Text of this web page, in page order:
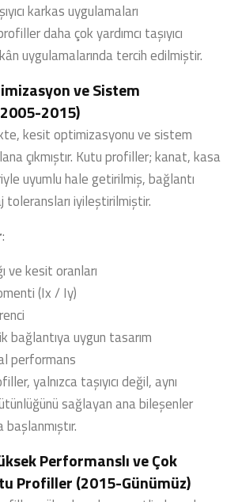
karkas uygulamaları
daha çok yardımcı taşıyıcı
uygulamalarında tercih edilmiştir.
ve Sistem
2015)
kesit optimizasyonu ve sistem
çıkmıştır. Kutu profiller; kanat, kasa
uyumlu hale getirilmiş, bağlantı
toleransları iyileştirilmiştir.
:
ve kesit oranları
(Ix / Iy)
bağlantıya uygun tasarım
performans
yalnızca taşıyıcı değil, aynı
sağlayan ana bileşenler
Performanslı ve Çok
Profiller (2015-Günümüz)